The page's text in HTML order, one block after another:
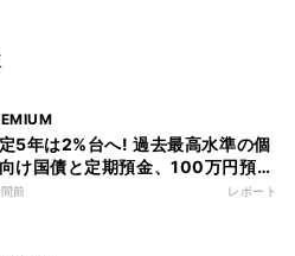
5年は2%台へ! 過去最高水準の個
け国債と定期預金、100万円預け
らどちらが得?
前 レポート